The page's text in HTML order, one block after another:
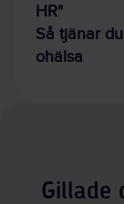
HR"
Så tjänar
ohälsa
Gillade